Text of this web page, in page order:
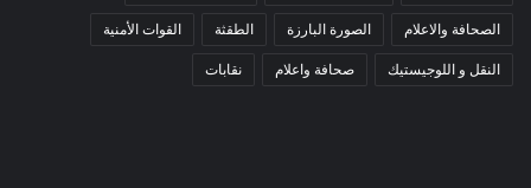
الصحافة والاعلام الصورة البارزة الطقثة القوات الأمنية
النقل و اللوجيستيك صحافة واعلام نقابات